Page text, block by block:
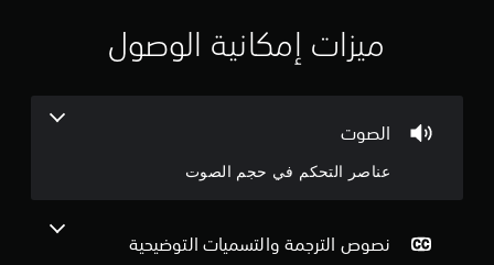
0
ميزات إمكانية الوصول
الصوت
عناصر التحكم في حجم الصوت
نصوص الترجمة والتسميات التوضيحية
ا
ي
(
ل
غ